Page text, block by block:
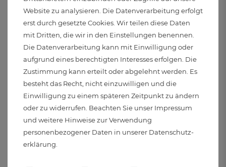
Marke:
SSC-LUXon
Abmessungen (H x B x T):
20mm x 93mm x 93mm
Zusätzliche Informationen:
Inkl. GU10-Fassung zum Anschluß an 230 V
Durch den direkten Netzanschluss ist hier kein zusätzlicher
Trafo erforderlich
Website zu analysieren. Die Datenverarbeitung erfolgt
erst durch gesetzte Cookies. Wir teilen diese Daten
mit Dritten, die wir in den Einstellungen benennen.
Die Datenverarbeitung kann mit Einwilligung oder
aufgrund eines berechtigten Interesses erfolgen. Die
Zustimmung kann erteilt oder abgelehnt werden. Es
besteht das Recht, nicht einzuwilligen und die
Einwilligung zu einem späteren Zeitpunkt zu ändern
oder zu widerrufen. Beachten Sie unser Impressum
und weitere Hinweise zur Verwendung
personenbezogener Daten in unserer Daten­schutz­
erklärung